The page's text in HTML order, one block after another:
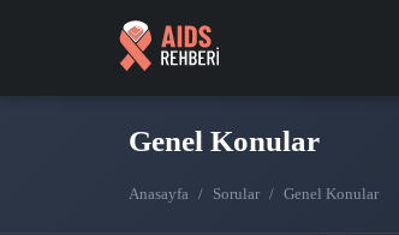
Genel Konular
Anasayfa / Sorular / Genel Konular